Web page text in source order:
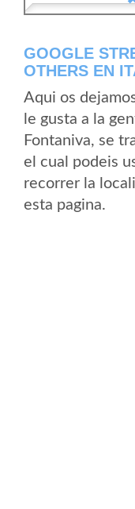
GOOGLE
OTHERS EN
Aqui os
le gusta a la
Fontaniva, se
el cual podeis
recorrer la
esta pagina.